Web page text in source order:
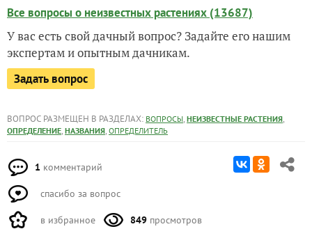
Все вопросы о неизвестных растениях (13687)
У вас есть свой дачный вопрос? Задайте его нашим
экспертам и опытным дачникам.
Задать вопрос
ВОПРОС РАЗМЕЩЕН В РАЗДЕЛАХ: ВОПРОСЫ, НЕИЗВЕСТНЫЕ РАСТЕНИЯ,
ОПРЕДЕЛЕНИЕ, НАЗВАНИЯ, ОПРЕДЕЛИТЕЛЬ
1 комментарий
спасибо за вопрос
в избранное 849 просмотров